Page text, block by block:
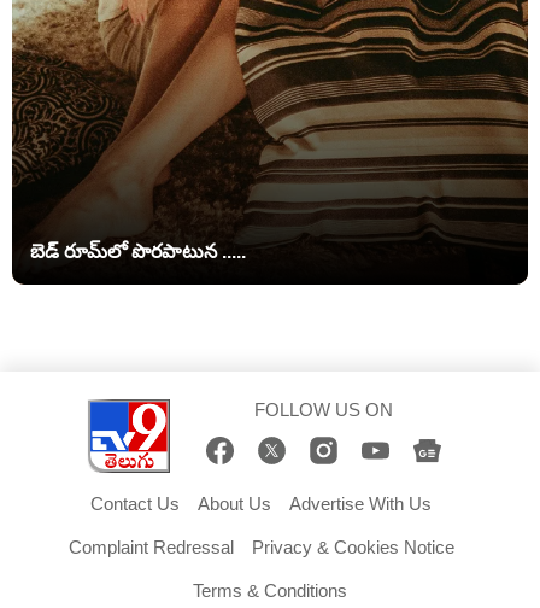
బెడ్ రూమ్‌లో పొరపాటున .....
FOLLOW US ON
Contact Us About Us Advertise With Us
Complaint Redressal Privacy & Cookies Notice
Terms & Conditions